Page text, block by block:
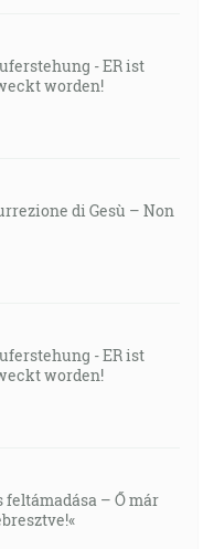
- ER ist
worden!
di Gesù – Non
- ER ist
worden!
feltámadása – Ő már